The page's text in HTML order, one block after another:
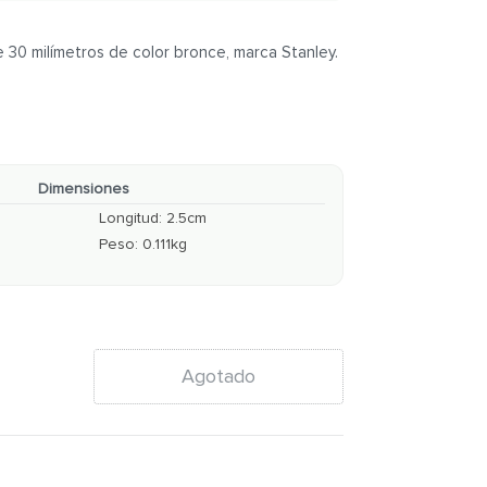
milímetros de color bronce, marca Stanley.
Dimensiones
Longitud: 2.5cm
Peso: 0.111kg
Agotado